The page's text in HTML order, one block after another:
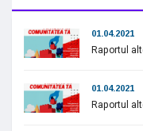
01.04.2021
Raportul
01.04.2021
Raportul